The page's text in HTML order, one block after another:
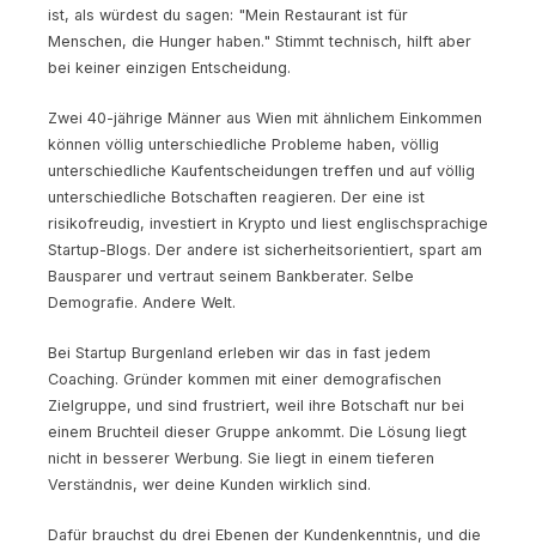
ist, als würdest du sagen: "Mein Restaurant ist für
Menschen, die Hunger haben." Stimmt technisch, hilft aber
bei keiner einzigen Entscheidung.
Zwei 40-jährige Männer aus Wien mit ähnlichem Einkommen
können völlig unterschiedliche Probleme haben, völlig
unterschiedliche Kaufentscheidungen treffen und auf völlig
unterschiedliche Botschaften reagieren. Der eine ist
risikofreudig, investiert in Krypto und liest englischsprachige
Startup-Blogs. Der andere ist sicherheitsorientiert, spart am
Bausparer und vertraut seinem Bankberater. Selbe
Demografie. Andere Welt.
Bei Startup Burgenland erleben wir das in fast jedem
Coaching. Gründer kommen mit einer demografischen
Zielgruppe, und sind frustriert, weil ihre Botschaft nur bei
einem Bruchteil dieser Gruppe ankommt. Die Lösung liegt
nicht in besserer Werbung. Sie liegt in einem tieferen
Verständnis, wer deine Kunden wirklich sind.
Dafür brauchst du drei Ebenen der Kundenkenntnis, und die